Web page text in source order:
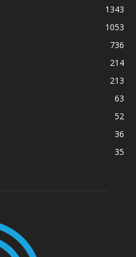
1343
1053
736
214
213
63
52
36
35